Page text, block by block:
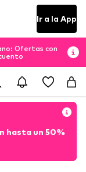
Ir a la App
Ofertas con
hasta un 50%